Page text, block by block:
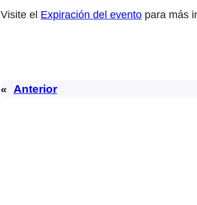
Visite el Expiración del evento para más
« Anterior